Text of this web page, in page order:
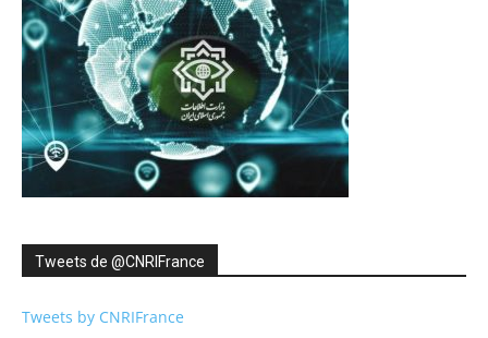
Tweets de ‎@CNRIFrance
Tweets by CNRIFrance